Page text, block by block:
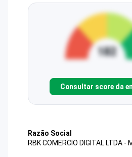
Consultar score da
Razão Social
RBK COMERCIO DIGITAL LTDA -